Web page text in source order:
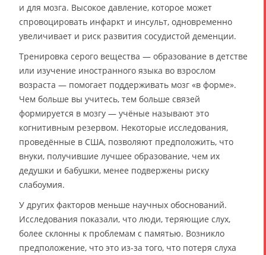
и для мозга. Высокое давление, которое может
спровоцировать инфаркт и инсульт, одновременно
увеличивает и риск развития сосудистой деменции.
Тренировка серого вещества — образование в детстве
или изучение иностранного языка во взрослом
возраста — помогает поддерживать мозг «в форме».
Чем больше вы учитесь, тем больше связей
формируется в мозгу — учёные называют это
когнитивным резервом. Некоторые исследования,
проведённые в США, позволяют предположить, что
внуки, получившие лучшее образование, чем их
дедушки и бабушки, менее подвержены риску
слабоумия.
У других факторов меньше научных обоснований.
Исследования показали, что люди, теряющие слух,
более склонны к проблемам с памятью. Возникло
предположение, что это из-за того, что потеря слуха